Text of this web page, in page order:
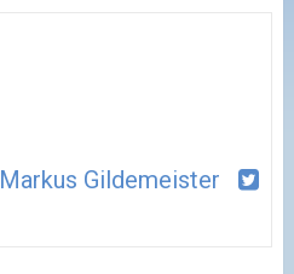
Markus Gildemeister